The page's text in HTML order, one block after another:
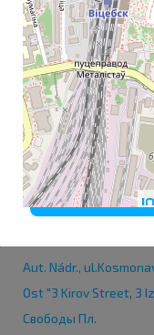
Aut. Nádr.,
Ost "3 Kirov Street, 3
Свободы Пл.
如需了解更多信息
策》
、我们是谁、
据。